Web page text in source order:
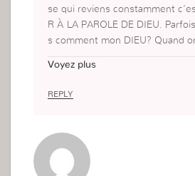
se qui reviens constamment
R À LA PAROLE DE DIEU.
s comment mon DIEU? Quand
rande et toi tu me dis de me
eur est présente mais ma FOI
SA PAROLE me dis que tout
et j’agis. C’est pour cela qu’il
Voyez plus
REPLY